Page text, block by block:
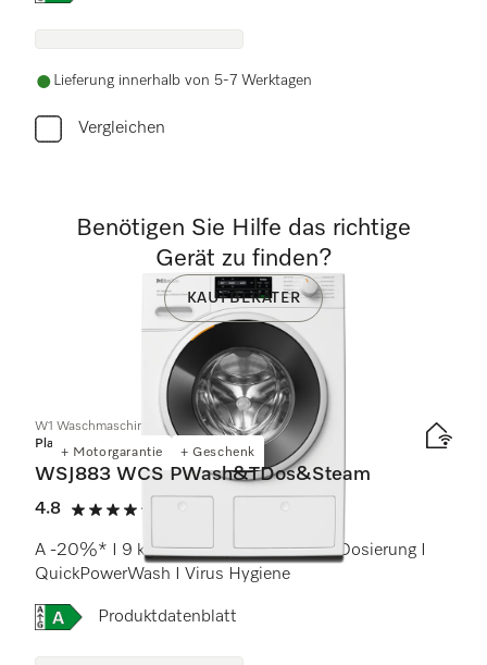
Lieferung innerhalb von 5-7 Werktagen
Vergleichen
+ Motorgarantie + Geschenk
W1 Waschmaschine Frontlader:
Platinum
WSJ883 WCS PWash&TDos&Steam
4.8
4.8 von 5 Sternen
A -20%* I 9 kg I 1600 U/min I Autom. Dosierung I
QuickPowerWash I Virus Hygiene
Onlinelabel Image, Energielabel
Produktdatenblatt
Benötigen Sie Hilfe das richtige
Gerät zu finden?
KAUFBERATER